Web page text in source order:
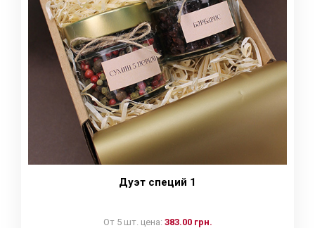
Дуэт специй 1
От 5 шт. цена: 383.00 грн.